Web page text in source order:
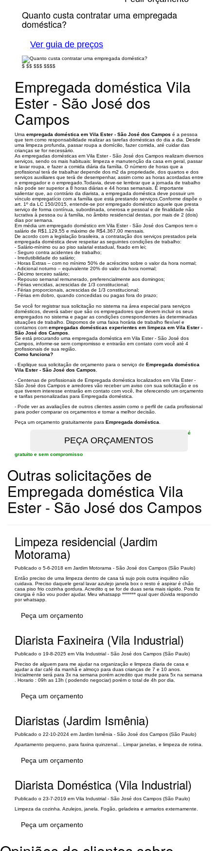
Quanto custa contratar uma empregada
doméstica?
Ver guia de preços
$ $$ $$$ $$$$
Empregada doméstica Vila
Ester - São José dos
Campos
Uma empregada doméstica em Vila Ester - São José dos Campos é a pessoa
que tem como responsabilidade realizar as tarefas domésticas do dia a dia. Desde
uma limpeza profunda, passar roupa a domícilio, fazer comida, até cuidar das
crianças se for necessário.
As empregadas domésticas em Vila Ester - São José dos Campos realizam diversos
serviços, sendo os mais habituais: limpeza e manutenção da casa em geral, passar
e lavar roupa, e fazer a comida diária da família. O número de horas que a
profissional terá de trabalhar depende dos m2 da propriedade, dos quartos e dos
serviços auxiliares que terá de desempenhar, assim como as horas acordadas entre
o empregador e o empregado.Todavia, deve-se lembrar que a jornada de trabalho
não pode ser superior a 8 horas diárias e 44 horas semanais. É importante
salientar que, ao contrário da diarista, a empregada doméstica deve possuir um
vínculo empregatício com a família que está prestando serviços.Conforme dispõe o
art. 1º da LC 150/2015, entende-se por empregado doméstico aquele que presta
serviço de forma contínua, subordinada, onerosa e pessoal e de finalidade não
lucrativa à pessoa ou à família, no âmbito residencial destas, por mais de 2 (dois)
dias por semana.
Em média um empregado doméstico em Vila Ester - São José dos Campos tem o
salário de R$1.129,55 e máximo de R$4.367,00 mensais.
De acordo com a legislação brasileira, a contratação dos serviços prestados pela
empregada doméstica deve respeitar as seguintes condições de trabalho:
- Salário-mínimo ou ao piso salarial estadual, fixado em lei;
- Seguro contra acidentes de trabalho;
- Irredutibilidade do salário;
- Horas Extras – com no mínimo 50% de acréscimo sobre o valor da hora normal;
- Adicional noturno – equivalente 20% do valor da hora normal;
- Décimo terceiro salário;
- Repouso semanal remunerado, preferencialmente aos domingos;
- Férias vencidas, acrescidas de 1/3 constitucional;
- Férias proporcionais, acrescidas de 1/3 constitucional;
- Férias em dobro, quando concedidas ou pagas fora do prazo;
Se você for registrar sua solicitação no sistema na área especial para serviços
domésticos, deverá saber que são os empregadores que devem incluir os seus
empregados no sistema e pagar as condições correspondentes às determinadas
situações de trabalho. Dispomos de uma faixa horária de trabalho flexível e
contamos com empregadas domésticas experientes em limpeza em Vila Ester -
São José dos Campos
Se está procurando uma empregada doméstica em Vila Ester - São José dos
Campos, informe-se sem compromisso e entrarão em contato com você até 4
profissionais de sua região.
Como funciona?
- Explique sua solicitação de orçamento para o serviço de Empregada doméstica
Vila Ester - São José dos Campos
- Centenas de profissionais de Empregada doméstica localizados em Vila Ester -
São José dos Campos e arredores vão receber um aviso con sua solicitação e os
que tiverem interesse entrarão em contato com você, lhe oferecendo um orçamento
e tarifas personalizadas para Empregada doméstica.
- Pode ver as avaliações de outros clientes assim como o perfil de cada profissional
para poder comparar os orçamentos e tomar a melhor decisão.
Peça um orçamento gratuitamente para Empregada doméstica
é
gratuito e sem compromisso
Outras solicitações de
Empregada doméstica Vila
Ester - São José dos Campos
Limpeza residencial (Jardim
Motorama)
Publicado o 5-6-2018 em Jardim Motorama - São José dos Campos (São Paulo)
Então preciso de uma limpeza dentro de casa tá sujo pois outra inquilino não
cuidava. Preciso daquele geral lavar azulejo janela box o resto é aspirar é chão
casa piso frio cozinha gordura. Acredito q se for de duas seria mais rápido. Pois fiz
cirurgia é não vou poder ajudar. Meu whatsapp ******* qual quer dúvida respondo
por whatsapp.
Peça um orçamento
Diarista Faxineira (Vila Industrial)
Publicado o 19-8-2025 em Vila Industrial - São José dos Campos (São Paulo)
Preciso de alguem para me ajudar na organização e limpeza diaria de casa e
ajudar a dar café da manhã e almoço para duas crianças de 7 e 10 anos.
Inicialmente será para 3x na semana porém acredito que mude para 5x na semana
. Horario : 09h as 13h ( podendo negociar) porém o total de 4h por dia.
Peça um orçamento
Diaristas (Jardim Ismênia)
Publicado o 22-10-2024 em Jardim Ismênia - São José dos Campos (São Paulo)
Apartamento pequeno, para faxina quinzenal... Limpar janelas, e limpeza de rotina.
Peça um orçamento
Diarista Doméstica (Vila Industrial)
Publicado o 23-7-2019 em Vila Industrial - São José dos Campos (São Paulo)
Limpeza da cozinha. Azulejos, janela. Fogão, geladeira e armarios externamente.
Peça um orçamento